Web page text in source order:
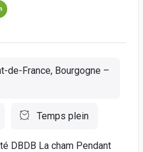
de-France, Bourgogne –
Temps plein
DBDB La cham Pendant